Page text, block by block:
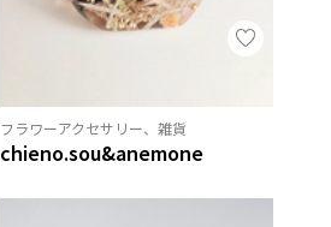
フラワーアクセサリー、雑貨
chieno.sou&anemone